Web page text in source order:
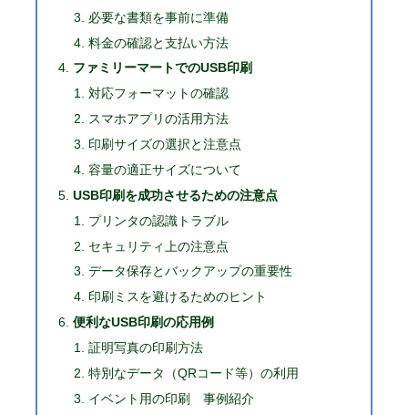
必要な書類を事前に準備
料金の確認と支払い方法
ファミリーマートでのUSB印刷
対応フォーマットの確認
スマホアプリの活用方法
印刷サイズの選択と注意点
容量の適正サイズについて
USB印刷を成功させるための注意点
プリンタの認識トラブル
セキュリティ上の注意点
データ保存とバックアップの重要性
印刷ミスを避けるためのヒント
便利なUSB印刷の応用例
証明写真の印刷方法
特別なデータ（QRコード等）の利用
イベント用の印刷 事例紹介